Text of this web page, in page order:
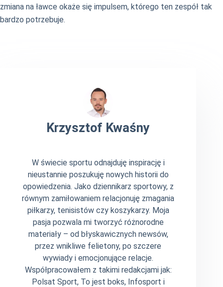
zmiana na ławce okaże się impulsem, którego ten zespół tak
bardzo potrzebuje.
Krzysztof Kwaśny
W świecie sportu odnajduję inspirację i
nieustannie poszukuję nowych historii do
opowiedzenia. Jako dziennikarz sportowy, z
równym zamiłowaniem relacjonuję zmagania
piłkarzy, tenisistów czy koszykarzy. Moja
pasja pozwala mi tworzyć różnorodne
materiały – od błyskawicznych newsów,
przez wnikliwe felietony, po szczere
wywiady i emocjonujące relacje.
Współpracowałem z takimi redakcjami jak:
Polsat Sport, To jest boks, Infosport i